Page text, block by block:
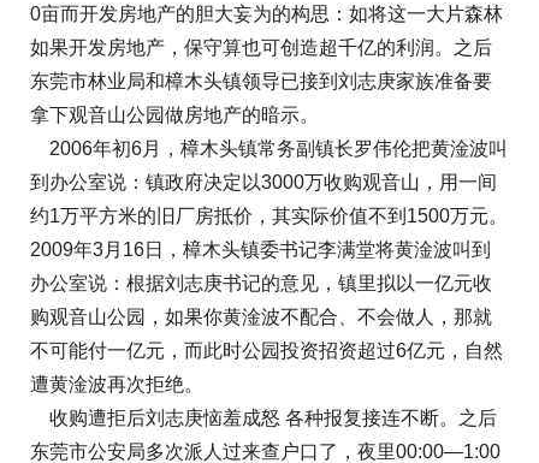
0亩而开发房地产的胆大妄为的构思：如将这一大片森林
如果开发房地产，保守算也可创造超千亿的利润。之后
东莞市林业局和樟木头镇领导已接到刘志庚家族准备要
拿下观音山公园做房地产的暗示。
2006年初6月，樟木头镇常务副镇长罗伟伦把黄淦波叫
到办公室说：镇政府决定以3000万收购观音山，用一间
约1万平方米的旧厂房抵价，其实际价值不到1500万元。
2009年3月16日，樟木头镇委书记李满堂将黄淦波叫到
办公室说：根据刘志庚书记的意见，镇里拟以一亿元收
购观音山公园，如果你黄淦波不配合、不会做人，那就
不可能付一亿元，而此时公园投资招资超过6亿元，自然
遭黄淦波再次拒绝。
收购遭拒后刘志庚恼羞成怒 各种报复接连不断。之后
东莞市公安局多次派人过来查户口了，夜里00:00—1:00